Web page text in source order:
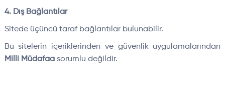
4. Dış Bağlantılar
Sitede üçüncü taraf bağlantılar bulunabilir.
Bu sitelerin içeriklerinden ve güvenlik uygulamalarından
Milli Müdafaasorumlu değildir.